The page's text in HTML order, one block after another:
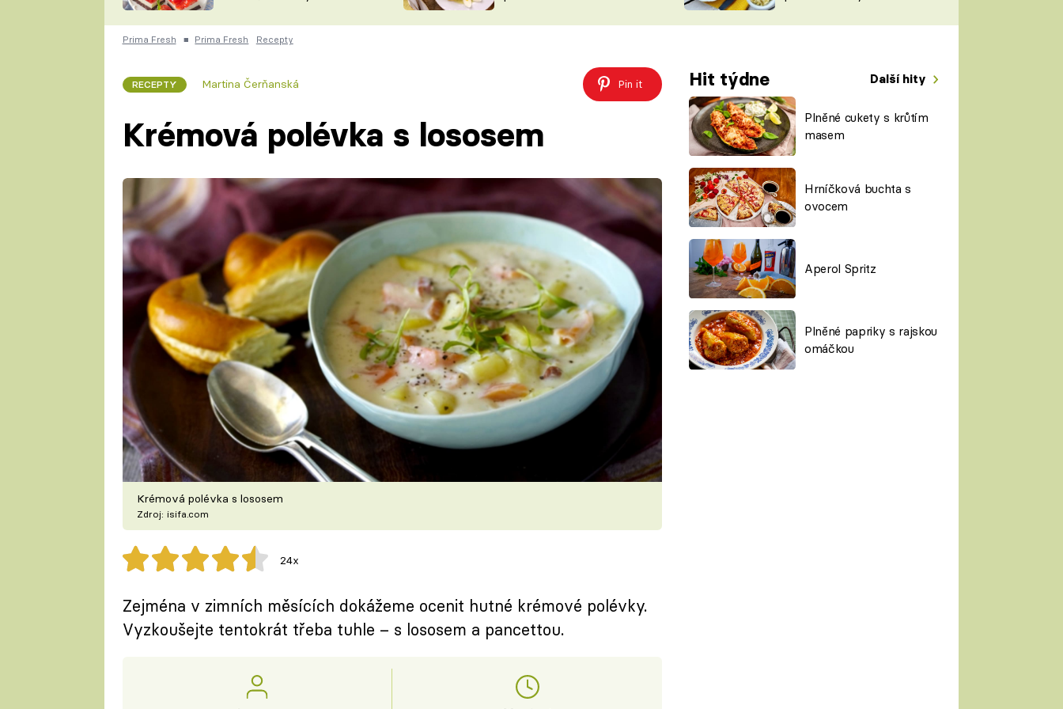
ČESKO NA TALÍŘI
KUCHAŘKA
VYCHYTÁVKY
ŠÉFREDAKTORKY
ČASOPIS
Prima Fresh ■ Prima Fresh Recepty
RECEPTY Martina Čerňanská Pin it Hit týdne Další hity
Plněné cukety s krůtím
masem
Hrníčková buchta s
ovocem
Aperol Spritz
Plněné papriky s rajskou
omáčkou
Krémová polévka s lososem
Krémová polévka s lososem
Zdroj: isifa.com
24x
Zejména v zimních měsících dokážeme ocenit hutné krémové polévky.
Vyzkoušejte tentokrát třeba tuhle – s lososem a pancettou.